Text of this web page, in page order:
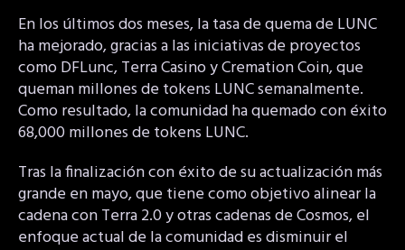
En los últimos dos meses, la tasa de quema de LUNC
ha mejorado, gracias a las iniciativas de proyectos
como DFLunc, Terra Casino y Cremation Coin, que
queman millones de tokens LUNC semanalmente.
Como resultado, la comunidad ha quemado con éxito
68,000 millones de tokens LUNC.
Tras la finalización con éxito de su actualización más
grande en mayo, que tiene como objetivo alinear la
cadena con Terra 2.0 y otras cadenas de Cosmos, el
enfoque actual de la comunidad es disminuir el